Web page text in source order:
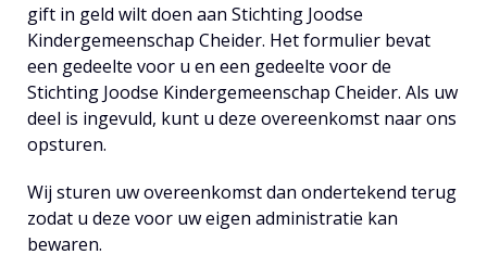
gift in geld wilt doen aan Stichting Joodse
Kindergemeenschap Cheider. Het formulier bevat
een gedeelte voor u en een gedeelte voor de
Stichting Joodse Kindergemeenschap Cheider. Als uw
deel is ingevuld, kunt u deze overeenkomst naar ons
opsturen.
Wij sturen uw overeenkomst dan ondertekend terug
zodat u deze voor uw eigen administratie kan
bewaren.